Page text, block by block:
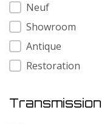
Neuf
Showroom
Antique
Restoration
Transmission